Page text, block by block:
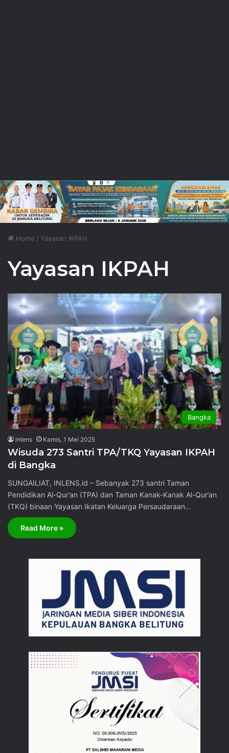
Home / Yayasan IKPAH
Yayasan IKPAH
Bangka
inlens Kamis, 1 Mei 2025
Wisuda 273 Santri TPA/TKQ Yayasan IKPAH
di Bangka
SUNGAILIAT, INLENS.id – Sebanyak 273 santri Taman
Pendidikan Al-Qur’an (TPA) dan Taman Kanak-Kanak Al-Qur’an
(TKQ) binaan Yayasan Ikatan Keluarga Persaudaraan…
Read More »